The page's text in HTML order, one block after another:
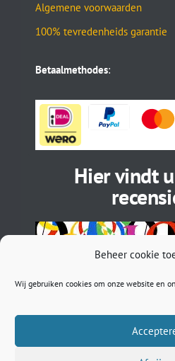
Beheer cookie
Wij gebruiken cookies om onze website en
Algemene voorwaarden
100% tevredenheids garantie
Betaalmethodes:
Hier vindt